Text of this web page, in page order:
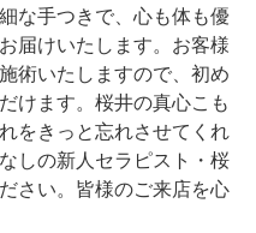
な手つきで、心も体も優
届けいたします。お客様
術いたしますので、初め
けます。桜井の真心こも
をきっと忘れさせてくれ
しの新人セラピスト・桜
さい。皆様のご来店を心